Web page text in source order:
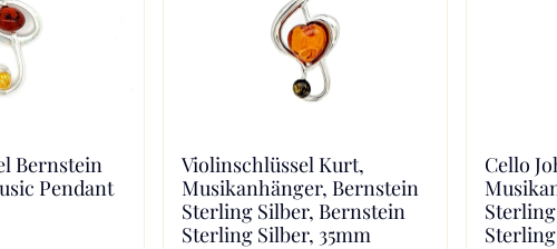
Bernstein
Pendant
Violinschlüssel Kurt,
Musikanhänger, Bernstein
Sterling Silber, Bernstein
Sterling Silber, 35mm
Cello